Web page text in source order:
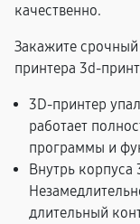
качественно.
Закажите
принтера 3d-
3D-принтер
работает
программы и
Внутрь корпуса
длительный